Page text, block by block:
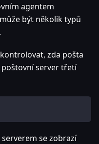
agentem
být několik typů
zda pošta
server třetí
se zobrazí